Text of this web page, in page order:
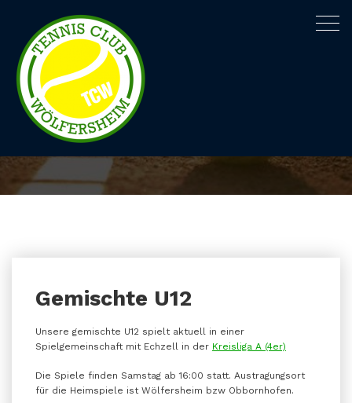
Gemischte U12
Startseite
Gemischte U12
Unsere gemischte U12 spielt aktuell in einer
Spielgemeinschaft mit Echzell in der Kreisliga A (4er)
Die Spiele finden Samstag ab 16:00 statt. Austragungsort
für die Heimspiele ist Wölfersheim bzw Obbornhofen.